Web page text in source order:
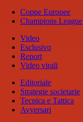
Coppe Europee
Champions League
Video
Esclusivo
Report
Video virali
Editoriale
Strategie societarie
Tecnica e Tattica
Avversari